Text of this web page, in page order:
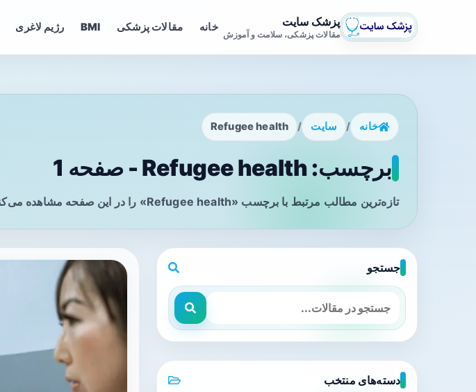
پزشک سایت
مقالات پزشکی، سلامت و آموزش
خانه مقالات پزشکی BMI رژیم لاغری
خانه / سایت /
Refugee health
برچسب: Refugee health - صفحه 1
تازه‌ترین مطالب مرتبط با برچسب «Refugee health» را در این صفحه مشاهده می‌کنید.
جستجو
دسته‌های منتخب